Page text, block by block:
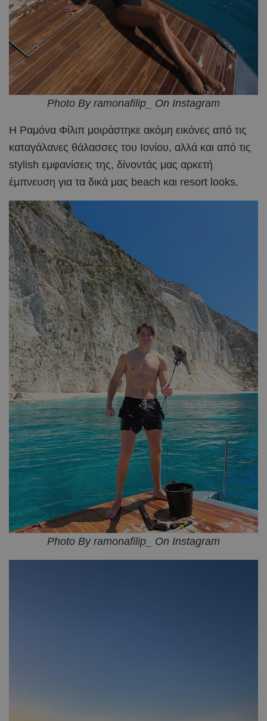
Photo By ramonafilip_ On Instagram
Η Ραμόνα Φίλιπ μοιράστηκε ακόμη εικόνες από τις
καταγάλανες θάλασσες του Ιονίου, αλλά και από τις
stylish εμφανίσεις της, δίνοντάς μας αρκετή
έμπνευση για τα δικά μας beach και resort looks.
Photo By ramonafilip_ On Instagram